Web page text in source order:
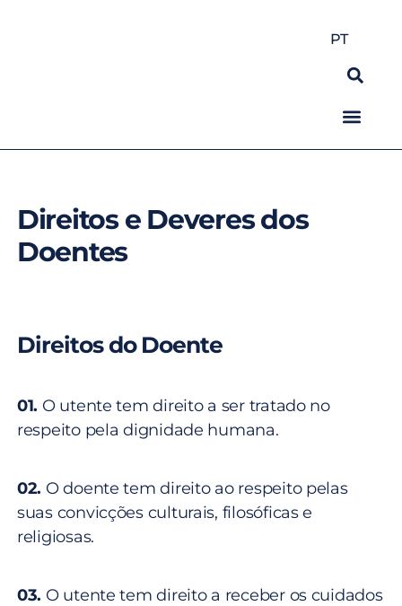
PT
Direitos e Deveres dos
Doentes
Direitos do Doente
01. O utente tem direito a ser tratado no
respeito pela dignidade humana.
02. O doente tem direito ao respeito pelas
suas convicções culturais, filosóficas e
religiosas.
03. O utente tem direito a receber os cuidados